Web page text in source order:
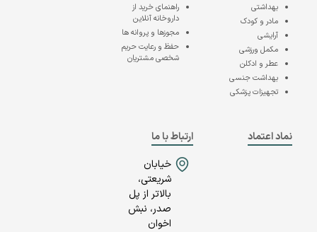
بهداشتی
مادر و کودک
آرایشی
مکمل ورزشی
عطر و ادکلن
بهداشت جنسی
تجهیزات پزشکی
راهنمای خرید از
داروخانه آنلاین
مجوزها و پروانه ها
حفظ و رعایت حریم
شخصی مشتریان
نماد اعتماد
ارتباط با ما
خیابان
شریعتی،
بالاتر از پل
صدر، نبش
اخوان